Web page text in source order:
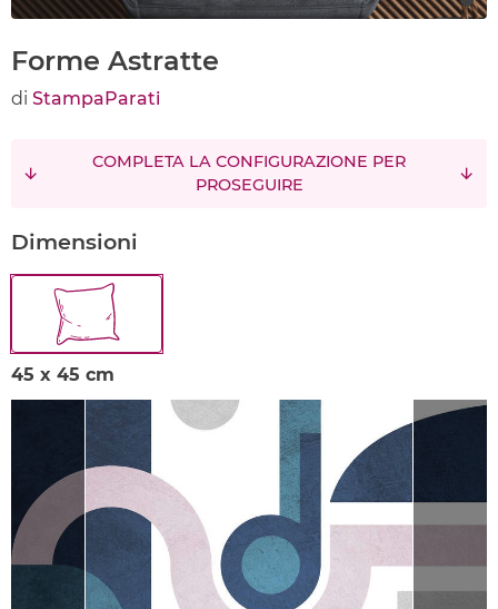
Forme Astratte
di StampaParati
COMPLETA LA CONFIGURAZIONE PER
PROSEGUIRE
Dimensioni
45 x 45 cm